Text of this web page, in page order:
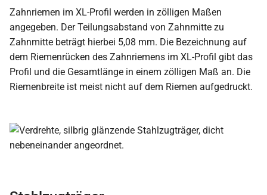
Zahnriemen im XL-Profil werden in zölligen Maßen
angegeben. Der Teilungsabstand von Zahnmitte zu
Zahnmitte beträgt hierbei 5,08 mm. Die Bezeichnung auf
dem Riemenrücken des Zahnriemens im XL-Profil gibt das
Profil und die Gesamtlänge in einem zölligen Maß an. Die
Riemenbreite ist meist nicht auf dem Riemen aufgedruckt.